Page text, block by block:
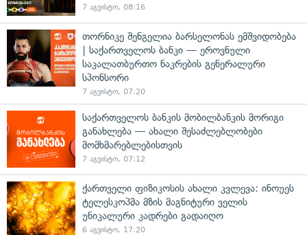
7 აგვისტო, 08:16
თორნიკე შენგელია ბარსელონას ემშვიდობება
| საქართველოს ბანკი — ეროვნული
საკალათბურთო ნაკრების გენერალური
სპონსორი
7 აგვისტო, 07:20
საქართველოს ბანკის მობილბანკის მორიგი
განახლება — ახალი შესაძლებლობები
მომხმარებლებისთვის
7 აგვისტო, 07:12
ქართველი ფიზიკოსის ახალი კვლევა: ინოუეს
ტელესკოპმა მზის მაგნიტური ველის
უნიკალური კადრები გადაიღო
6 აგვისტო, 17:20